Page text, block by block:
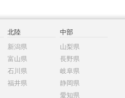
北陸
新潟県
富山県
石川県
福井県
中部
山梨県
長野県
岐阜県
静岡県
愛知県